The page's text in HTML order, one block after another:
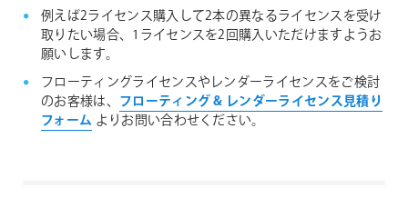
例えば2ライセンス購入して2本の異なるライセンスを受け
取りたい場合、1ライセンスを2回購入いただけますようお
願いします。
フローティングライセンスやレンダーライセンスをご検討
のお客様は、 フローティング & レンダーライセンス見積り
フォーム よりお問い合わせください。